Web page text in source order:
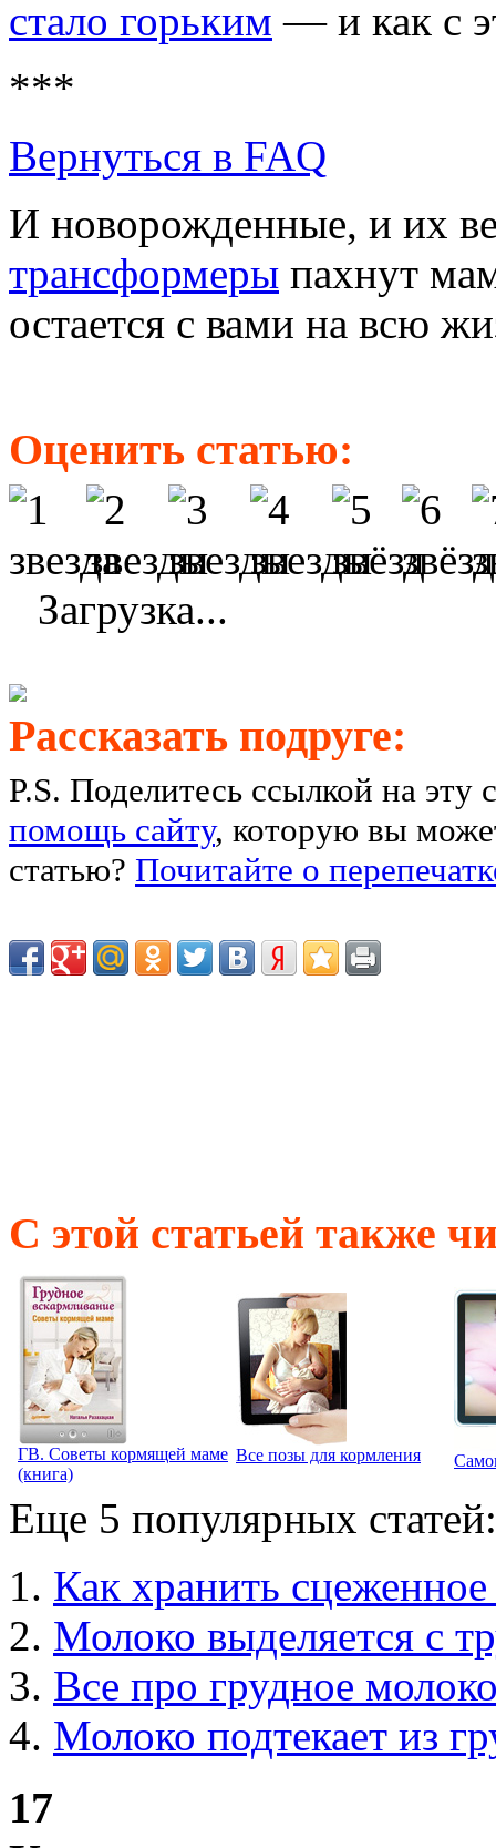
стало горьким — и как с
***
Вернуться в FAQ
И новорожденные, и их
трансформеры пахнут
остается с вами на всю
Оценить статью:
Загрузка...
Рассказать подруге:
P.S. Поделитесь ссылкой на
помощь сайту, которую вы
статью? Почитайте о
С этой статьей также
ГВ. Советы кормящей маме
(книга)
Все позы для кормления
Еще 5 популярных статей:
Как хранить
Молоко выделяется с
Все про грудное
Молоко подтекает из
17